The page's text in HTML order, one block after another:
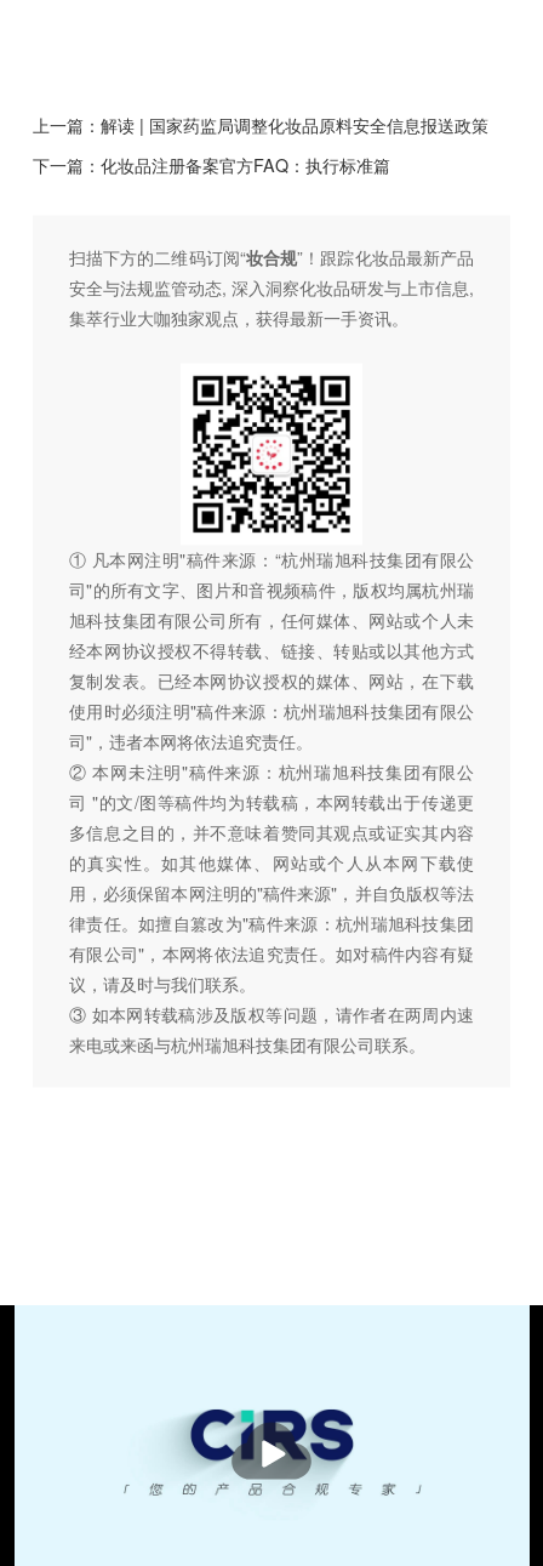
上一篇： 解读 | 国家药监局调整化妆品原料安全信息报送政策
下一篇： 化妆品注册备案官方FAQ：执行标准篇
扫描下方的二维码订阅“妆合规”！跟踪化妆品最新产品
安全与法规监管动态, 深入洞察化妆品研发与上市信息,
集萃行业大咖独家观点，获得最新一手资讯。
① 凡本网注明"稿件来源：“杭州瑞旭科技集团有限公
司"的所有文字、图片和音视频稿件，版权均属杭州瑞
旭科技集团有限公司所有，任何媒体、网站或个人未
经本网协议授权不得转载、链接、转贴或以其他方式
复制发表。已经本网协议授权的媒体、网站，在下载
使用时必须注明"稿件来源：杭州瑞旭科技集团有限公
司"，违者本网将依法追究责任。
② 本网未注明"稿件来源：杭州瑞旭科技集团有限公
司 "的文/图等稿件均为转载稿，本网转载出于传递更
多信息之目的，并不意味着赞同其观点或证实其内容
的真实性。如其他媒体、网站或个人从本网下载使
用，必须保留本网注明的"稿件来源"，并自负版权等法
律责任。如擅自篡改为"稿件来源：杭州瑞旭科技集团
有限公司"，本网将依法追究责任。如对稿件内容有疑
议，请及时与我们联系。
③ 如本网转载稿涉及版权等问题，请作者在两周内速
来电或来函与杭州瑞旭科技集团有限公司联系。
播
放